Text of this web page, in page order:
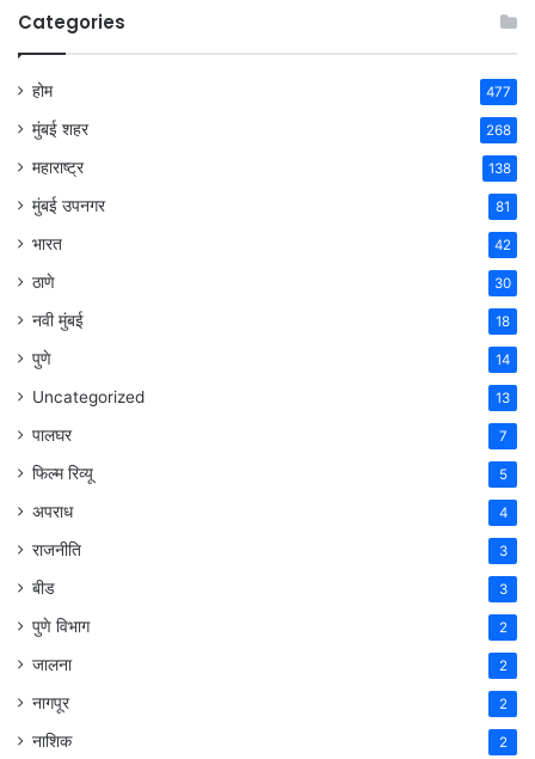
Categories
होम 477
मुंबई शहर 268
महाराष्ट्र 138
मुंबई उपनगर 81
भारत 42
ठाणे 30
नवी मुंबई 18
पुणे 14
Uncategorized 13
पालघर 7
फिल्म रिव्यू 5
अपराध 4
राजनीति 3
बीड 3
पुणे विभाग 2
जालना 2
नागपूर 2
नाशिक 2